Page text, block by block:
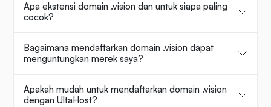
Apa ekstensi domain .vision dan untuk siapa paling
cocok?
Bagaimana mendaftarkan domain .vision dapat
menguntungkan merek saya?
Apakah mudah untuk mendaftarkan domain .vision
dengan UltaHost?